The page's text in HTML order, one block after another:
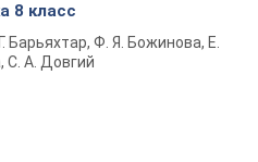
8 класс
Барьяхтар, Ф. Я. Божинова, Е.
С. А. Довгий